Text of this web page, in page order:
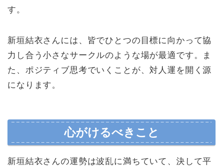
す。
新垣結衣さんには、皆でひとつの目標に向かって協
力し合う小さなサークルのような場が最適です。ま
た、ポジティブ思考でいくことが、対人運を開く源
になります。
心がけるべきこと
新垣結衣さんの運勢は波乱に満ちていて、決して平